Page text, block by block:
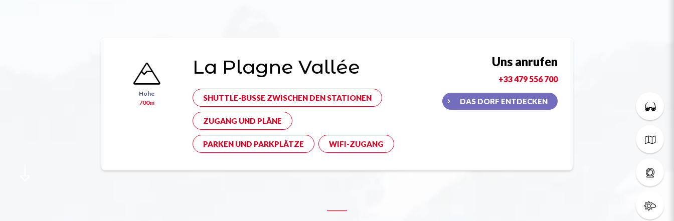
Höhe
700m
La Plagne Vallée
SHUTTLE-BUSSE ZWISCHEN DEN STATIONEN
ZUGANG UND PLÄNE
PARKEN UND PARKPLÄTZE WIFI-ZUGANG
Uns anrufen
+33 479 556 700
DAS DORF ENTDECKEN